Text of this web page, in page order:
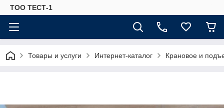
ТОО ТЕСТ-1
Товары и услуги Интернет-каталог Крановое и